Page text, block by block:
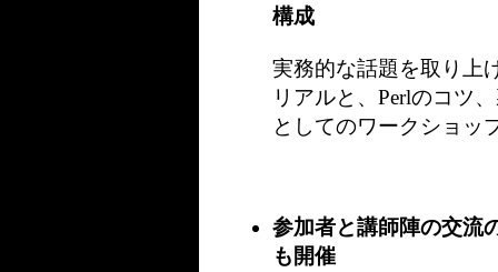
構成
実務的な話題を取り上
リアルと、Perlのコツ
としてのワークショッ
参加者と講師陣の交流
も開催